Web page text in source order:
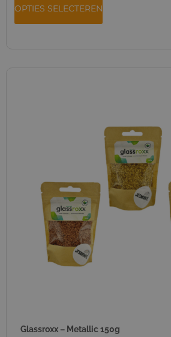
OPTIES SELECTEREN
Glassroxx – Metallic 150g